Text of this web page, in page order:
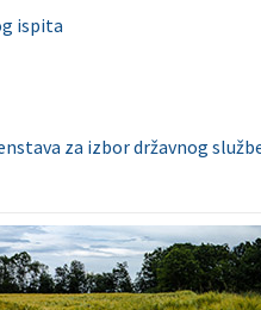
ispita
za izbor državnog